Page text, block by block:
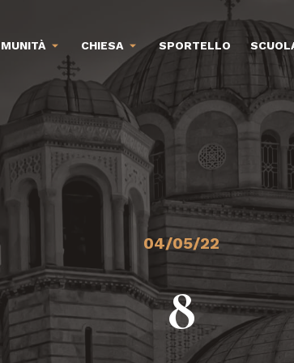
CHIESA SPORTELLO
04/05/22
8